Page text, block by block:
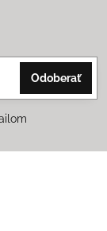
Odoberať